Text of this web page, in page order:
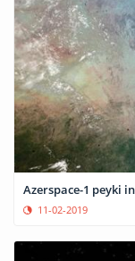
Azerspace-1 peyki
11-02-2019